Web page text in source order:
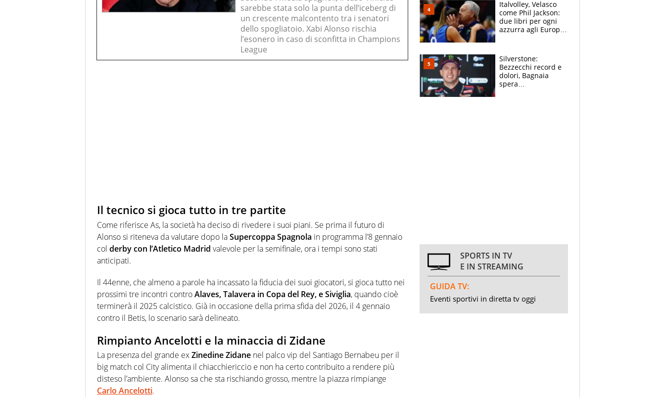
sarebbe stata solo la punta dell’iceberg di
un crescente malcontento tra i senatori
dello spogliatoio. Xabi Alonso rischia
l’esonero in caso di sconfitta in Champions
League
Il tecnico si gioca tutto in tre partite
Come riferisce As, la società ha deciso di rivedere i suoi piani. Se prima il futuro di
Alonso si riteneva da valutare dopo laSupercoppa Spagnola in programma l’8 gennaio
col derby con l’Atletico Madrid valevole per la semifinale, ora i tempi sono stati
anticipati.
Il 44enne, che almeno a parole ha incassato la fiducia dei suoi giocatori, si gioca tutto nei
prossimi tre incontri controAlaves, Talavera in Copa del Rey, e Siviglia, quando cioè
terminerà il 2025 calcistico. Già in occasione della prima sfida del 2026, il 4 gennaio
contro il Betis, lo scenario sarà delineato.
Rimpianto Ancelotti e la minaccia di Zidane
La presenza del grande exZinedine Zidane nel palco vip del Santiago Bernabeu per il
big match col City alimenta il chiacchiericcio e non ha certo contribuito a rendere più
disteso l’ambiente. Alonso sa che sta rischiando grosso, mentre la piazza rimpiange
Carlo Ancelotti.
Italvolley, Velasco
come Phil Jackson:
due libri per ogni
azzurra agli Europei.
Silverstone:
Bezzecchi record e
dolori, Bagnaia
spera
SPORTS IN TV
E IN STREAMING
GUIDA TV:
Eventi sportivi in diretta tv oggi